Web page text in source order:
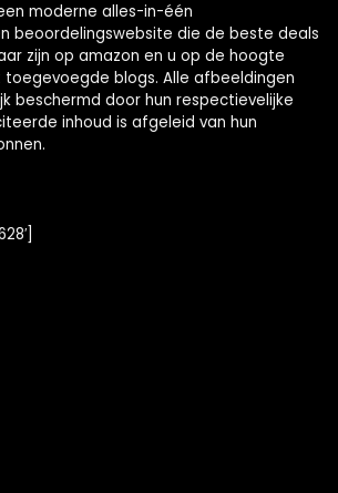
moderne alles-in-één
beoordelingswebsite die de beste deals
zijn op amazon en u op de hoogte
blogs. Alle afbeeldingen
beschermd door hun respectievelijke
inhoud is afgeleid van hun